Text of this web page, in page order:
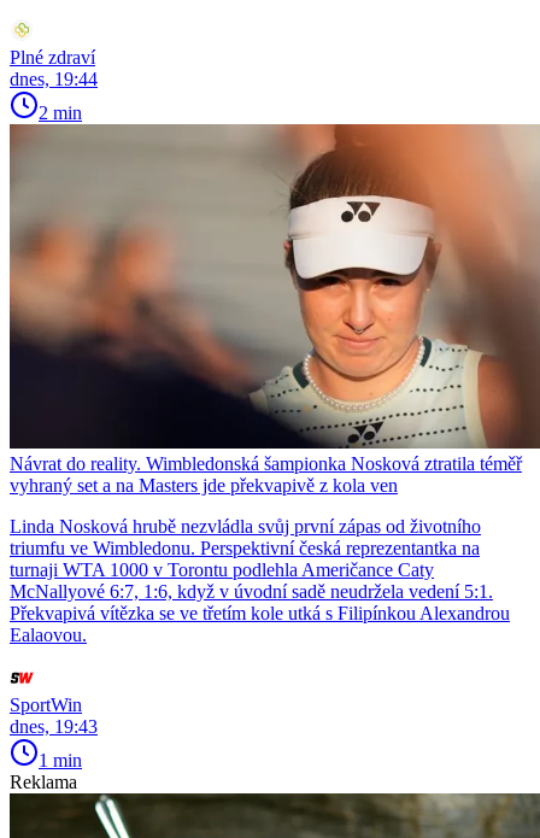
Plné zdraví
dnes, 19:44
2 min
Návrat do reality. Wimbledonská šampionka Nosková ztratila téměř
vyhraný set a na Masters jde překvapivě z kola ven
Linda Nosková hrubě nezvládla svůj první zápas od životního
triumfu ve Wimbledonu. Perspektivní česká reprezentantka na
turnaji WTA 1000 v Torontu podlehla Američance Caty
McNallyové 6:7, 1:6, když v úvodní sadě neudržela vedení 5:1.
Překvapivá vítězka se ve třetím kole utká s Filipínkou Alexandrou
Ealaovou.
SportWin
dnes, 19:43
1 min
Reklama